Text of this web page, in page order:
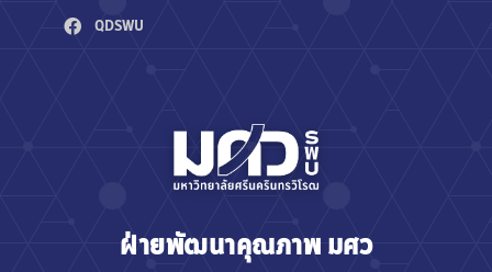
QDSWU
ฝ่ายพัฒนาคุณภาพ มศว